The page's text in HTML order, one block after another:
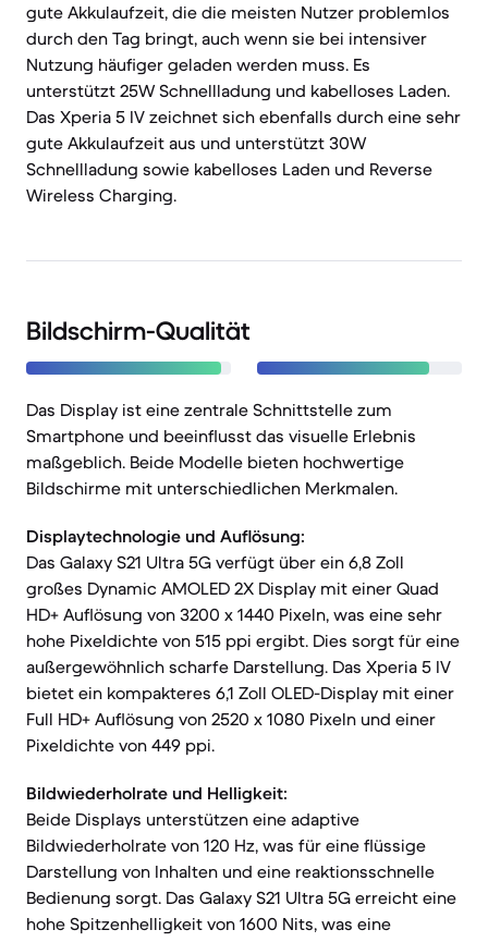
gute Akkulaufzeit, die die meisten Nutzer problemlos
durch den Tag bringt, auch wenn sie bei intensiver
Nutzung häufiger geladen werden muss. Es
unterstützt 25W Schnellladung und kabelloses Laden.
Das Xperia 5 IV zeichnet sich ebenfalls durch eine sehr
gute Akkulaufzeit aus und unterstützt 30W
Schnellladung sowie kabelloses Laden und Reverse
Wireless Charging.
Bildschirm-Qualität
Das Display ist eine zentrale Schnittstelle zum
Smartphone und beeinflusst das visuelle Erlebnis
maßgeblich. Beide Modelle bieten hochwertige
Bildschirme mit unterschiedlichen Merkmalen.
Displaytechnologie und Auflösung:
Das Galaxy S21 Ultra 5G verfügt über ein 6,8 Zoll
großes Dynamic AMOLED 2X Display mit einer Quad
HD+ Auflösung von 3200 x 1440 Pixeln, was eine sehr
hohe Pixeldichte von 515 ppi ergibt. Dies sorgt für eine
außergewöhnlich scharfe Darstellung. Das Xperia 5 IV
bietet ein kompakteres 6,1 Zoll OLED-Display mit einer
Full HD+ Auflösung von 2520 x 1080 Pixeln und einer
Pixeldichte von 449 ppi.
Bildwiederholrate und Helligkeit:
Beide Displays unterstützen eine adaptive
Bildwiederholrate von 120 Hz, was für eine flüssige
Darstellung von Inhalten und eine reaktionsschnelle
Bedienung sorgt. Das Galaxy S21 Ultra 5G erreicht eine
hohe Spitzenhelligkeit von 1600 Nits, was eine